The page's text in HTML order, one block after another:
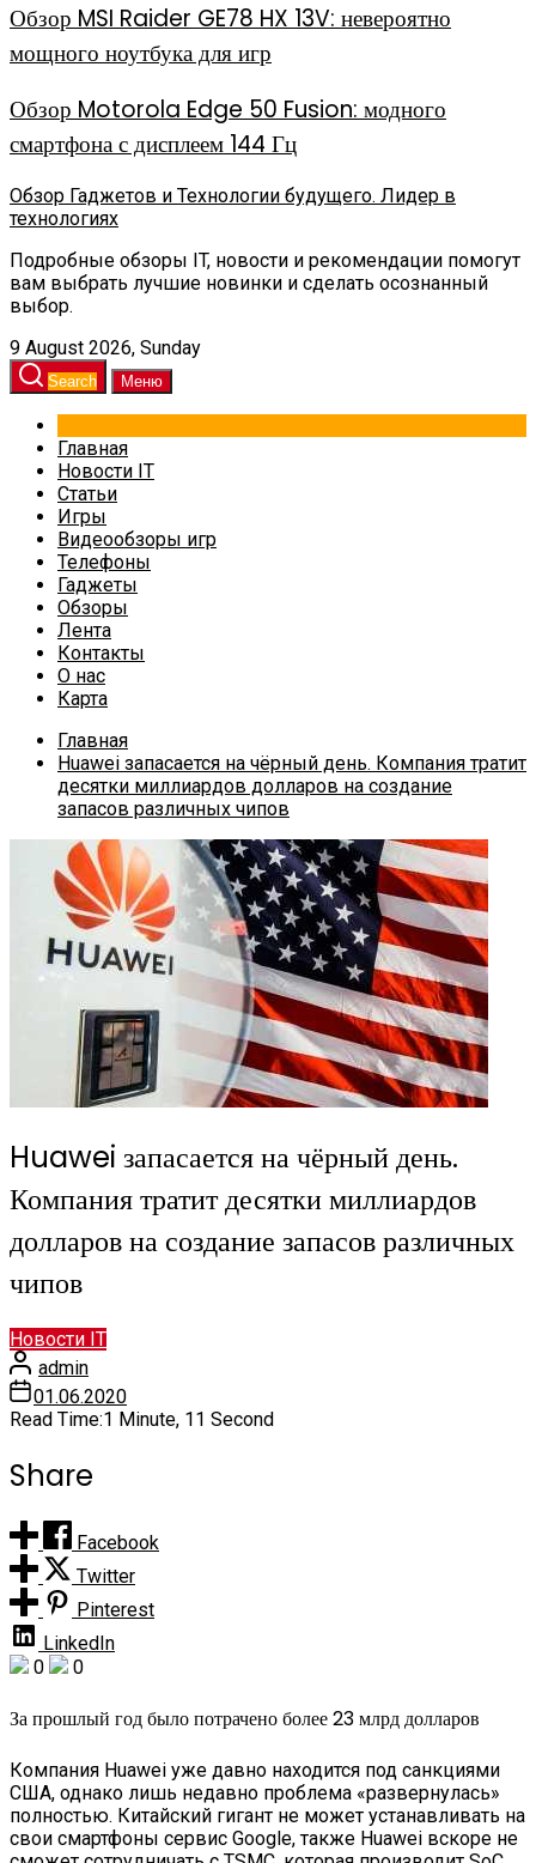
Обзор MSI Raider GE78 HX 13V: невероятно
мощного ноутбука для игр
Обзор Motorola Edge 50 Fusion: модного
смартфона с дисплеем 144 Гц
Обзор Гаджетов и Технологии будущего. Лидер в
технологиях
Подробные обзоры IT, новости и рекомендации помогут
вам выбрать лучшие новинки и сделать осознанный
выбор.
9 August 2026, Sunday
Search Меню
Главная
Новости IT
Статьи
Игры
Видеообзоры игр
Телефоны
Гаджеты
Обзоры
Лента
Контакты
О нас
Карта
Главная
Huawei запасается на чёрный день. Компания тратит
десятки миллиардов долларов на создание
запасов различных чипов
Huawei запасается на чёрный день.
Компания тратит десятки миллиардов
долларов на создание запасов различных
чипов
Новости IT
admin
01.06.2020
Read Time:1 Minute, 11 Second
Share
Facebook
Twitter
Pinterest
LinkedIn
0
0
За прошлый год было потрачено более 23 млрд долларов
Компания Huawei уже давно находится под санкциями
США, однако лишь недавно проблема «развернулась»
полностью. Китайский гигант не может устанавливать на
свои смартфоны сервис Google, также Huawei вскоре не